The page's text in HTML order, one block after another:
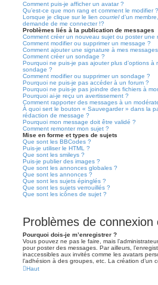
Comment puis-je afficher un avatar ?
Qu’est-ce que mon rang et comment le modifier ?
Lorsque je clique sur le lien courrield’un
demande de me connecter !?
Problèmes liés à la publication de messages
Comment créer un nouveau sujet ou poster une
Comment modifier ou supprimer un message ?
Comment ajouter une signature à mes
Comment créer un sondage ?
Pourquoi ne puis-je pas ajouter plus d’options à
sondage ?
Comment modifier ou supprimer un sondage ?
Pourquoi ne puis-je pas accéder à un forum ?
Pourquoi ne puis-je pas joindre des fichiers à
Pourquoi ai-je reçu un avertissement ?
Comment rapporter des messages à un
À quoi sert le bouton « Sauvegarder » dans la
rédaction de message ?
Pourquoi mon message doit être validé ?
Comment remonter mon sujet ?
Mise en forme et types de sujets
Que sont les BBCodes ?
Puis-je utiliser le HTML ?
Que sont les smileys ?
Puis-je publier des images ?
Que sont les annonces globales ?
Que sont les annonces ?
Que sont les sujets épinglés ?
Que sont les sujets verrouillés ?
Que sont les icônes de sujet ?
Problèmes de connexion
Pourquoi dois-je m’enregistrer ?
Vous pouvez ne pas le faire, mais
pour poster des messages. Par ailleurs,
inaccessibles aux invités comme les avatars
l’adhésion à des groupes, etc. La création d’un
Haut